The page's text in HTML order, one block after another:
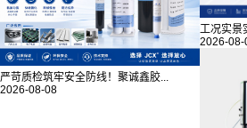
严苛质检筑牢安全防线！聚诚鑫胶...
2026-08-08
工况实景
2026-08-